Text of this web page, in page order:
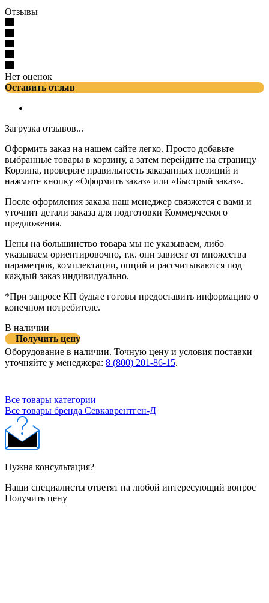
Отзывы
Нет оценок
Оставить отзыв
Загрузка отзывов...
Оформить заказ на нашем сайте легко. Просто добавьте
выбранные товары в корзину, а затем перейдите на страницу
Корзина, проверьте правильность заказанных позиций и
нажмите кнопку «Оформить заказ» или «Быстрый заказ».
После оформления заказа наш менеджер связжется с вами и
уточнит детали заказа для подготовки Коммерческого
предложения.
Цены на большинство товара мы не указываем, либо
указываем ориентировочно, т.к. они зависят от множества
параметров, комплектации, опций и рассчитываются под
каждый заказ индивидуально.
*При запросе КП будьте готовы предоставить информацию о
конечном потребителе.
В наличии
Получить цену
Оборудование в наличии. Точную цену и условия поставки
уточняйте у менеджера: 8 (800) 201-86-15.
Все товары категории
Все товары бренда Севкаврентген-Д
Нужна консультация?
Наши специалисты ответят на любой интересующий вопрос
Получить цену